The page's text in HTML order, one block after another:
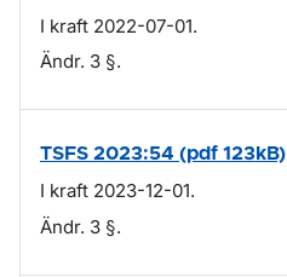
I kraft 2022-07-01.
Ändr. 3 §.
TSFS 2023:54 (pdf 123kB)
I kraft 2023-12-01.
Ändr. 3 §.